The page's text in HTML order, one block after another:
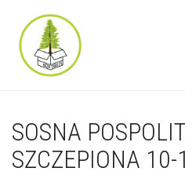
SOSNA
SZCZEPIONA